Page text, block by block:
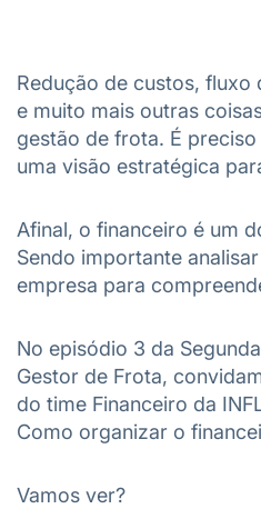
Redução de custos,
e muito mais outras
gestão de frota. É
uma visão estratégica
Afinal, o financeiro é um
Sendo importante
empresa para
No episódio 3 da
Gestor de Frota,
do time Financeiro da
Como organizar o
Vamos ver?